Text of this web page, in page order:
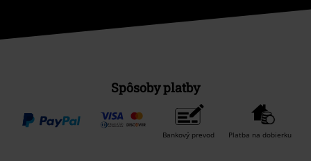
Spôsoby platby
Bankový prevod Platba na dobierku